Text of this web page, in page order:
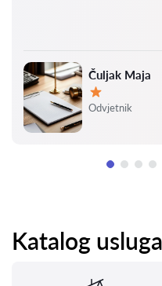
Čuljak Maja
Ocjena:
Odvjetnik
Katalog usluga